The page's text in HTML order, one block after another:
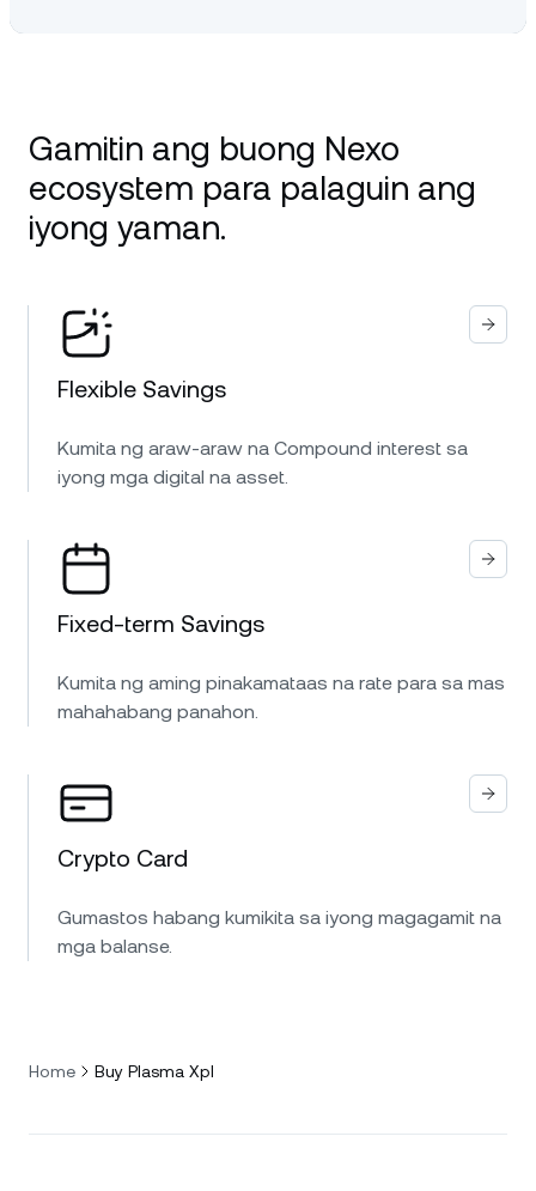
Gamitin ang buong Nexo
ecosystem para palaguin ang
iyong yaman.
Flexible Savings
Kumita ng araw-araw na Compound interest sa
iyong mga digital na asset.
Fixed-term Savings
Kumita ng aming pinakamataas na rate para sa mas
mahahabang panahon.
Crypto Card
Gumastos habang kumikita sa iyong magagamit na
mga balanse.
Home Buy Plasma Xpl